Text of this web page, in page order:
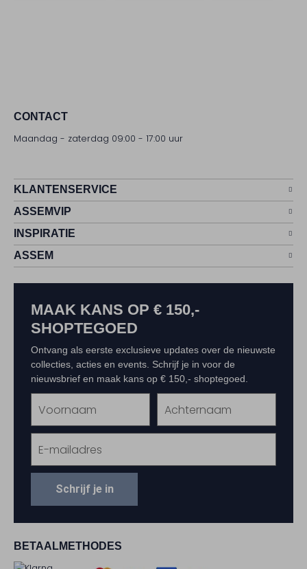
CONTACT
Maandag - zaterdag 09:00 - 17:00 uur
KLANTENSERVICE
ASSEMVIP
INSPIRATIE
ASSEM
BETAALMETHODES
MAAK KANS OP € 150,-
SHOPTEGOED
Ontvang als eerste exclusieve updates over de nieuwste
collecties, acties en events. Schrijf je in voor de
nieuwsbrief en maak kans op € 150,- shoptegoed.
Schrijf je in